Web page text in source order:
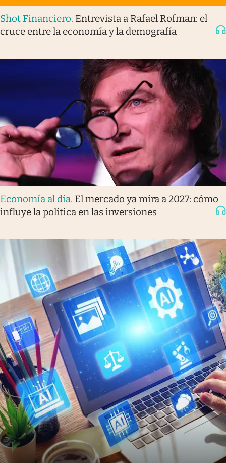
Shot Financiero. Entrevista a Rafael Rofman: el
cruce entre la economía y la demografía
Economía al día. El mercado ya mira a 2027: cómo
influye la política en las inversiones